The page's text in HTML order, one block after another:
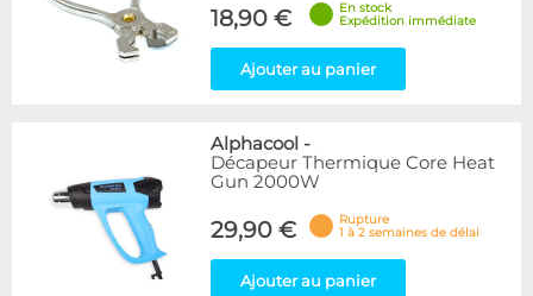
18,90 €
En stock
Expédition immédiate
Ajouter au panier
Alphacool -
Décapeur Thermique Core Heat
Gun 2000W
29,90 €
Rupture
1 à 2 semaines de délai
Ajouter au panier